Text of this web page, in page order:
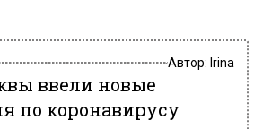
Автор: Irina
ввели новые
по коронавирусу